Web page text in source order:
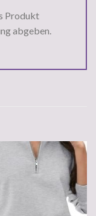
Produkt
abgeben.